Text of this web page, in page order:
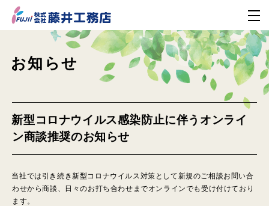
お知らせ
新型コロナウイルス感染防止に伴うオンライ
ン商談推奨のお知らせ
当社では引き続き新型コロナウイルス対策として新規のご相談お問い合
わせから商談、日々のお打ち合わせまでオンラインでも受け付けており
ます。